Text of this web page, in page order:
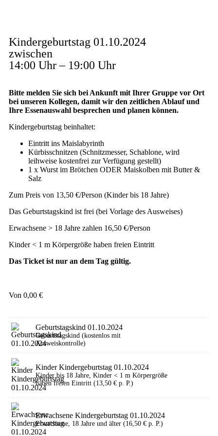
Kindergeburtstag 01.10.2024
zwischen
14:00 Uhr – 19:00 Uhr
Bitte melden Sie sich bei Ankunft mit Ihrer Gruppe vor Ort
bei unseren Kollegen, damit wir den zeitlichen Ablauf und
Ihre Essenauswahl besprechen und planen können.
Kindergeburtstag beinhaltet:
Eintritt ins Maislabyrinth
Kürbisschnitzen (Schnitzmesser, Schablone, wird
leihweise kostenfrei zur Verfügung gestellt)
1 x Wurst im Brötchen ODER Maiskolben mit Butter &
Salz
Zum Preis von 13,50 €/Person (Kinder bis 18 Jahre)
Das Geburtstagskind ist frei (bei Vorlage des Ausweises)
Erwachsene > 18 Jahre zahlen 16,50 €/Person
Kinder < 1 m Körpergröße haben freien Eintritt
Das Ticket ist nur an dem Tag gültig.
Von 0,00 €
Geburtstagskind 01.10.2024
Geburtstagskind (kostenlos mit
Ausweiskontrolle)
Kinder Kindergeburtstag 01.10.2024
Kinder bis 18 Jahre, Kinder < 1 m Körpergröße
haben freien Eintritt (13,50 € p. P.)
Erwachsene Kindergeburtstag 01.10.2024
Erwachsene, 18 Jahre und älter (16,50 € p. P.)